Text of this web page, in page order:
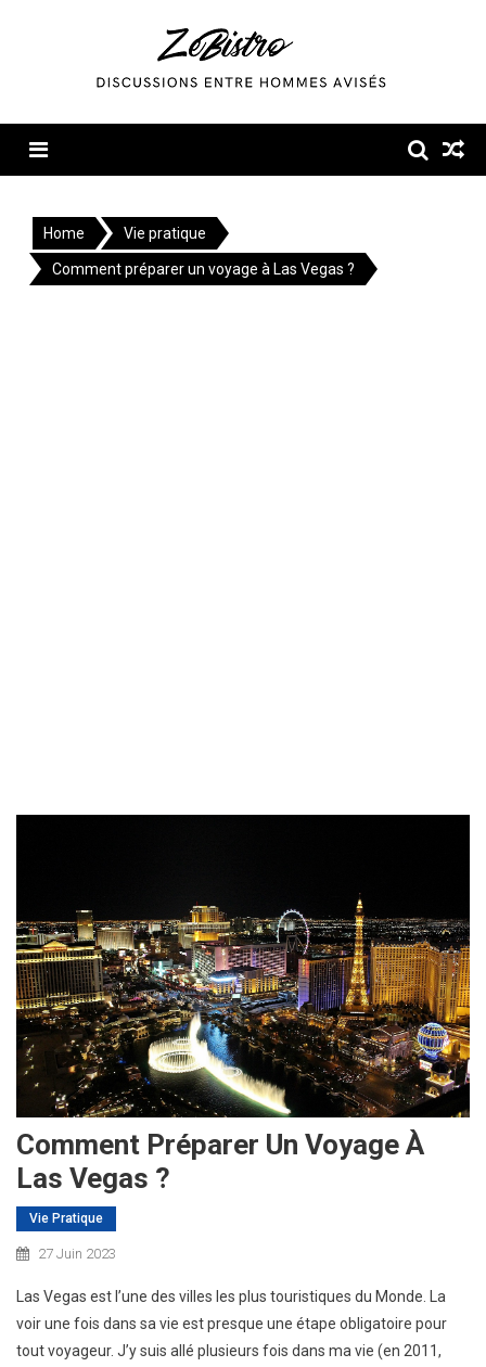
Menu
Home Vie pratique
Comment préparer un voyage à Las Vegas ?
Comment Préparer Un Voyage À
Las Vegas ?
Vie Pratique
27 Juin 2023
Las Vegas est l’une des villes les plus touristiques du Monde. La
voir une fois dans sa vie est presque une étape obligatoire pour
tout voyageur. J’y suis allé plusieurs fois dans ma vie (en 2011,